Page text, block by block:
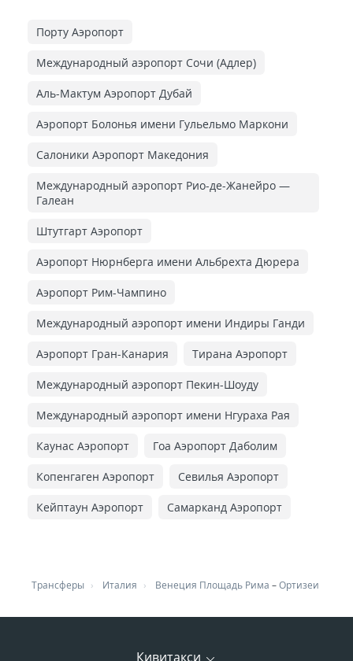
Порту Аэропорт
Международный аэропорт Сочи (Адлер)
Аль-Мактум Аэропорт Дубай
Аэропорт Болонья имени Гульельмо Маркони
Салоники Аэропорт Македония
Международный аэропорт Рио-де-Жанейро —
Галеан
Штутгарт Аэропорт
Аэропорт Нюрнберга имени Альбрехта Дюрера
Аэропорт Рим-Чампино
Международный аэропорт имени Индиры Ганди
Аэропорт Гран-Канария Тирана Аэропорт
Международный аэропорт Пекин-Шоуду
Международный аэропорт имени Нгураха Рая
Каунас Аэропорт Гоа Аэропорт Даболим
Копенгаген Аэропорт Севилья Аэропорт
Кейптаун Аэропорт Самарканд Аэропорт
Трансферы Италия Венеция Площадь Рима –Ортизеи
Кивитакси